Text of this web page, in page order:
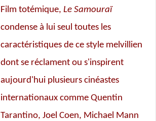
Film totémique,Le Samouraï
condense à lui seul toutes les
caractéristiques de ce style melvillien
dont se réclament ou s'inspirent
aujourd'hui plusieurs cinéastes
internationaux comme Quentin
Tarantino, Joel Coen, Michael Mann